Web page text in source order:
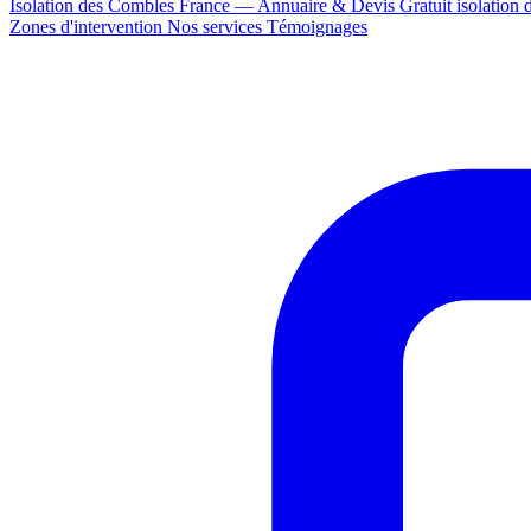
Isolation des Combles France — Annuaire & Devis Gratuit isolation
Zones d'intervention Nos services Témoignages